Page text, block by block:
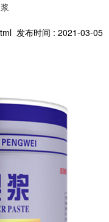
发布时间 : 2021-03-05